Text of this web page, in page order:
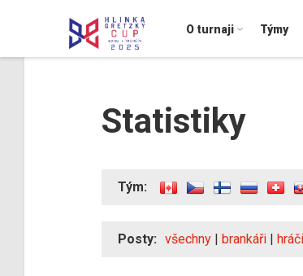
O turnaji Týmy
Statistiky
Tým:
Posty: všechny | brankáři |